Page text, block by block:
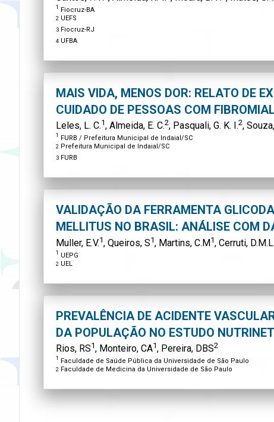
1 Fiocruz-BA
2 UEFS
3 Fiocruz-RJ
4 UFBA
MAIS VIDA, MENOS DOR: RELATO DE
CUIDADO DE PESSOAS COM
Leles, L. C.1, Almeida, E. C.2, Pasquali, G. K. I.2,
1 FURB / Prefeitura Municipal de Indaial/SC
2 Prefeitura Municipal de Indaial/SC
3 FURB
VALIDAÇÃO DA FERRAMENTA
MELLITUS NO BRASIL: ANÁLISE COM
Muller, E.V.1, Queiros, S1, Martins, C.M1, Cerruti, D.M.L
1 UEPG
2 UEL
PREVALÊNCIA DE ACIDENTE
DA POPULAÇÃO NO ESTUDO
Rios, RS1, Monteiro, CA1, Pereira, DBS2
1 Faculdade de Saúde Pública da Universidade de São Paulo
2 Faculdade de Medicina da Universidade de São Paulo